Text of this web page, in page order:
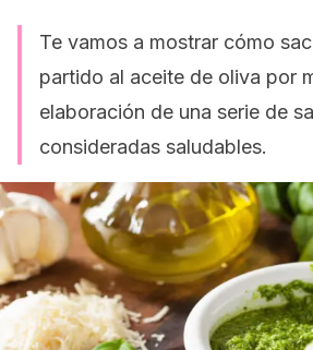
Te vamos a mostrar cómo
partido al aceite de oliva por
elaboración de una serie de
consideradas saludables.